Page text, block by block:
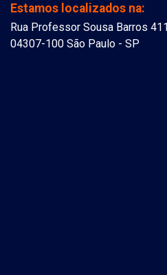
Estamos localizados na:
Rua Professor Sousa Barros
04307-100 São Paulo - SP